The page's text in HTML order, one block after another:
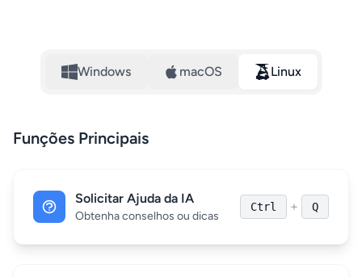
Windows macOS Linux
Funções Principais
Solicitar Ajuda da IA
Obtenha conselhos ou dicas
Ctrl + Q